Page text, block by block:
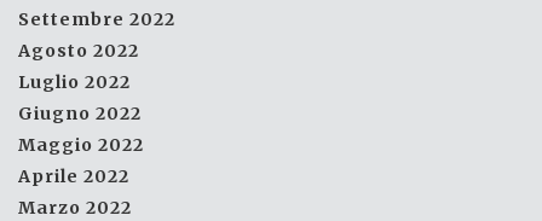
Settembre 2022
Agosto 2022
Luglio 2022
Giugno 2022
Maggio 2022
Aprile 2022
Marzo 2022